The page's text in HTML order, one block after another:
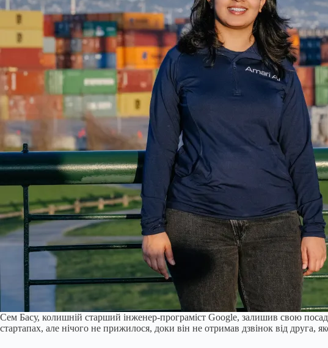
Сем Басу, колишній старший інженер-програміст Google, залишив свою
стартапах, але нічого не прижилося, доки він не отримав дзвінок від